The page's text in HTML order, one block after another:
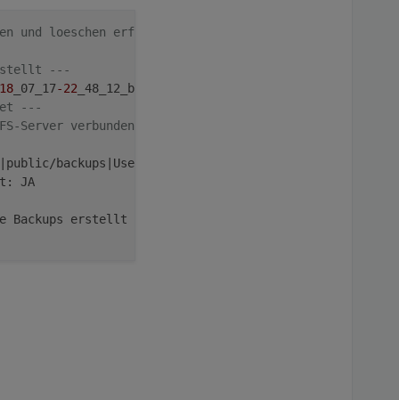
und loeschen erfolgreich ---
---
_07_17-22 _48_12_backupiobroker.tar.gz
---
Server verbunden ---
|public/backups|User|Passwort||||CIFS||||||